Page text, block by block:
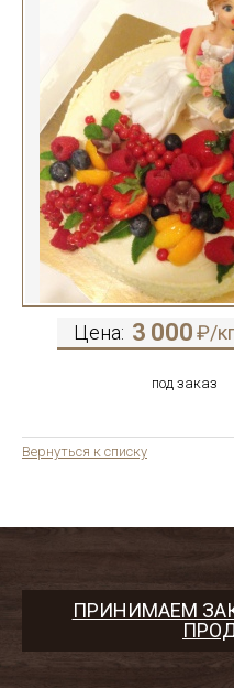
Цена: 3 000₽/кг
под заказ
Вернуться к списку
ПРИНИМАЕМ